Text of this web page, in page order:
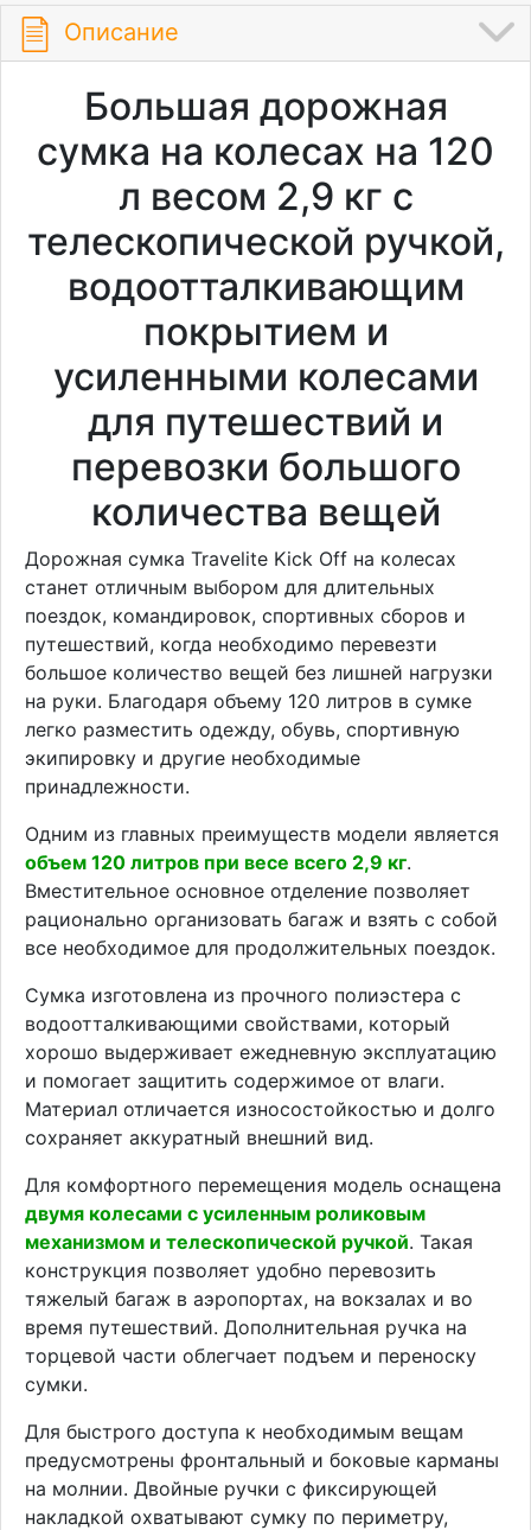
Описание
Большая дорожная
сумка на колесах на 120
л весом 2,9 кг с
телескопической ручкой,
водоотталкивающим
покрытием и
усиленными колесами
для путешествий и
перевозки большого
количества вещей
Дорожная сумка Travelite Kick Off на колесах
станет отличным выбором для длительных
поездок, командировок, спортивных сборов и
путешествий, когда необходимо перевезти
большое количество вещей без лишней нагрузки
на руки. Благодаря объему 120 литров в сумке
легко разместить одежду, обувь, спортивную
экипировку и другие необходимые
принадлежности.
Одним из главных преимуществ модели является
объем 120 литров при весе всего 2,9 кг.
Вместительное основное отделение позволяет
рационально организовать багаж и взять с собой
все необходимое для продолжительных поездок.
Сумка изготовлена из прочного полиэстера с
водоотталкивающими свойствами, который
хорошо выдерживает ежедневную эксплуатацию
и помогает защитить содержимое от влаги.
Материал отличается износостойкостью и долго
сохраняет аккуратный внешний вид.
Для комфортного перемещения модель оснащена
двумя колесами с усиленным роликовым
механизмом и телескопической ручкой. Такая
конструкция позволяет удобно перевозить
тяжелый багаж в аэропортах, на вокзалах и во
время путешествий. Дополнительная ручка на
торцевой части облегчает подъем и переноску
сумки.
Для быстрого доступа к необходимым вещам
предусмотрены фронтальный и боковые карманы
на молнии. Двойные ручки с фиксирующей
накладкой охватывают сумку по периметру,